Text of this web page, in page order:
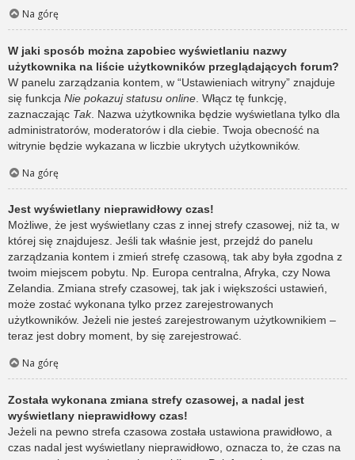
Na górę
W jaki sposób można zapobiec wyświetlaniu nazwy
użytkownika na liście użytkowników przeglądających forum?
W panelu zarządzania kontem, w “Ustawieniach witryny” znajduje
się funkcja Nie pokazuj statusu online . Włącz tę funkcję,
zaznaczając Tak. Nazwa użytkownika będzie wyświetlana tylko dla
administratorów, moderatorów i dla ciebie. Twoja obecność na
witrynie będzie wykazana w liczbie ukrytych użytkowników.
Na górę
Jest wyświetlany nieprawidłowy czas!
Możliwe, że jest wyświetlany czas z innej strefy czasowej, niż ta, w
której się znajdujesz. Jeśli tak właśnie jest, przejdź do panelu
zarządzania kontem i zmień strefę czasową, tak aby była zgodna z
twoim miejscem pobytu. Np. Europa centralna, Afryka, czy Nowa
Zelandia. Zmiana strefy czasowej, tak jak i większości ustawień,
może zostać wykonana tylko przez zarejestrowanych
użytkowników. Jeżeli nie jesteś zarejestrowanym użytkownikiem –
teraz jest dobry moment, by się zarejestrować.
Na górę
Została wykonana zmiana strefy czasowej, a nadal jest
wyświetlany nieprawidłowy czas!
Jeżeli na pewno strefa czasowa została ustawiona prawidłowo, a
czas nadal jest wyświetlany nieprawidłowo, oznacza to, że czas na